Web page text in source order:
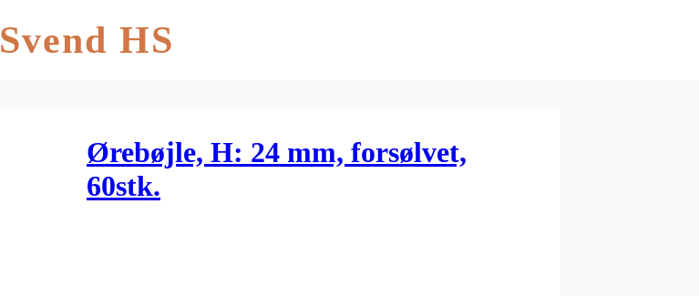
Svend HS
Ørebøjle, H: 24 mm, forsølvet,
60stk.